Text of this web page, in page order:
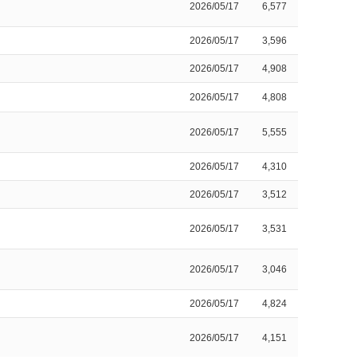
2026/05/17 6,577
2026/05/17 3,596
2026/05/17 4,908
2026/05/17 4,808
2026/05/17 5,555
2026/05/17 4,310
2026/05/17 3,512
2026/05/17 3,531
2026/05/17 3,046
2026/05/17 4,824
2026/05/17 4,151